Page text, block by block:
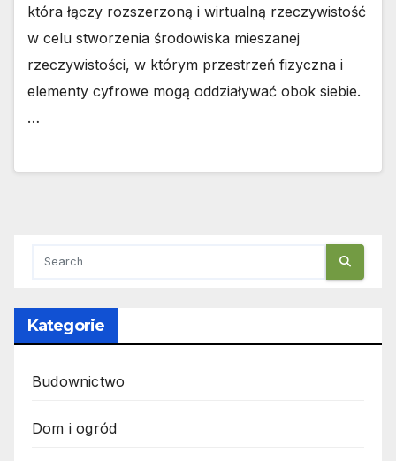
która łączy rozszerzoną i wirtualną rzeczywistość
w celu stworzenia środowiska mieszanej
rzeczywistości, w którym przestrzeń fizyczna i
elementy cyfrowe mogą oddziaływać obok siebie.
…
Kategorie
Budownictwo
Dom i ogród